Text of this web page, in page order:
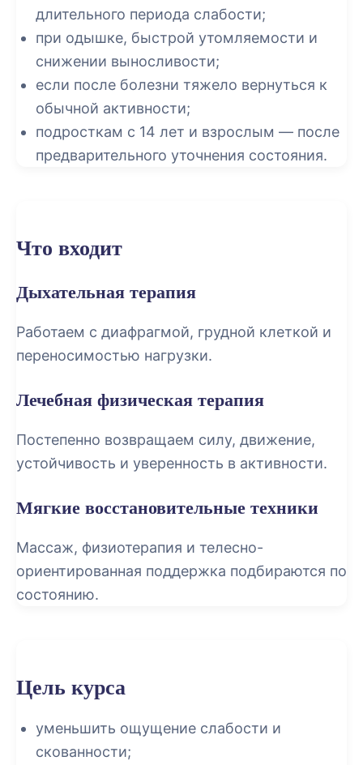
длительного периода слабости;
при одышке, быстрой утомляемости и
снижении выносливости;
если после болезни тяжело вернуться к
обычной активности;
подросткам с 14 лет и взрослым — после
предварительного уточнения состояния.
Что входит
Дыхательная терапия
Работаем с диафрагмой, грудной клеткой и
переносимостью нагрузки.
Лечебная физическая терапия
Постепенно возвращаем силу, движение,
устойчивость и уверенность в активности.
Мягкие восстановительные техники
Массаж, физиотерапия и телесно-
ориентированная поддержка подбираются по
состоянию.
Цель курса
уменьшить ощущение слабости и
скованности;